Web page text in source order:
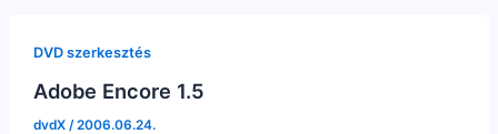
DVD szerkesztés
Adobe Encore 1.5
dvdX /2006.06.24.